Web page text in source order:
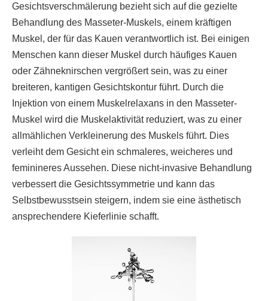
Gesichtsverschmälerung bezieht sich auf die gezielte
Behandlung des Masseter-Muskels, einem kräftigen
Muskel, der für das Kauen verantwortlich ist. Bei einigen
Menschen kann dieser Muskel durch häufiges Kauen
oder Zähneknirschen vergrößert sein, was zu einer
breiteren, kantigen Gesichtskontur führt. Durch die
Injektion von einem Muskelrelaxans in den Masseter-
Muskel wird die Muskelaktivität reduziert, was zu einer
allmählichen Verkleinerung des Muskels führt. Dies
verleiht dem Gesicht ein schmaleres, weicheres und
feminineres Aussehen. Diese nicht-invasive Behandlung
verbessert die Gesichtssymmetrie und kann das
Selbstbewusstsein steigern, indem sie eine ästhetisch
ansprechendere Kieferlinie schafft.